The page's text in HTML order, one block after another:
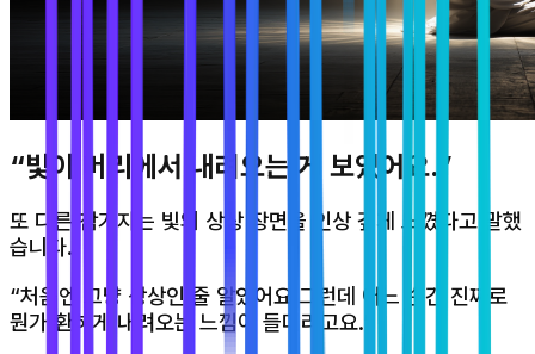
“빛이 머리에서 내려오는 게 보였어요.”
또 다른 참가자는 빛의 상상 장면을 인상 깊게 느꼈다고 말했
습니다.
“처음엔 그냥 상상인 줄 알았어요.그런데 어느 순간 진짜로
뭔가 환하게 내려오는 느낌이 들더라고요.”